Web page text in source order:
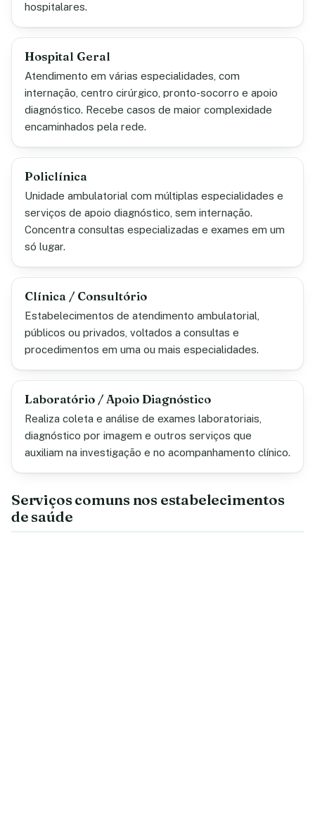
hospitalares.
Hospital Geral
Atendimento em várias especialidades, com
internação, centro cirúrgico, pronto-socorro e apoio
diagnóstico. Recebe casos de maior complexidade
encaminhados pela rede.
Policlínica
Unidade ambulatorial com múltiplas especialidades e
serviços de apoio diagnóstico, sem internação.
Concentra consultas especializadas e exames em um
só lugar.
Clínica / Consultório
Estabelecimentos de atendimento ambulatorial,
públicos ou privados, voltados a consultas e
procedimentos em uma ou mais especialidades.
Laboratório / Apoio Diagnóstico
Realiza coleta e análise de exames laboratoriais,
diagnóstico por imagem e outros serviços que
auxiliam na investigação e no acompanhamento clínico.
Serviços comuns nos estabelecimentos
de saúde